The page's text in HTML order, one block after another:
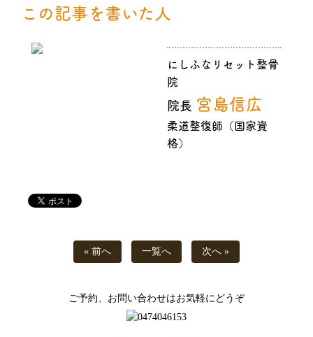
この記事を書いた人
にしふなリセット整骨
院
院長 宮島信広
柔道整復師（国家資
格）
« 前へ 一覧へ 次へ »
ご予約、お問い合わせはお気軽にどうぞ